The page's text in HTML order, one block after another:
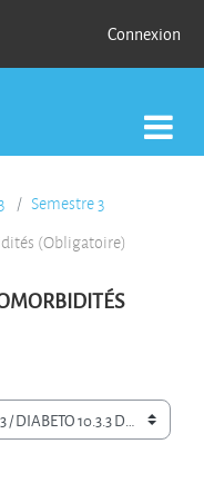
Connexion
Semestre 3
(Obligatoire)